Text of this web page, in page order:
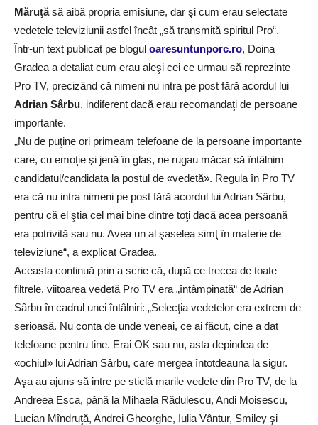
Măruţăsă aibă propria emisiune, dar şi cum erau selectate
vedetele televiziunii astfel încât „să transmită spiritul Pro“.
Într-un text publicat pe blogul oaresuntunporc.ro, Doina
Gradea a detaliat cum erau aleşi cei ce urmau să reprezinte
Pro TV, precizând că nimeni nu intra pe post fără acordul lui
Adrian Sârbu, indiferent dacă erau recomandaţi de persoane
importante.
„Nu de puţine ori primeam telefoane de la persoane importante
care, cu emoţie şi jenă în glas, ne rugau măcar să întâlnim
candidatul/candidata la postul de «vedetă». Regula în Pro TV
era că nu intra nimeni pe post fără acordul lui Adrian Sârbu,
pentru că el ştia cel mai bine dintre toţi dacă acea persoană
era potrivită sau nu. Avea un al şaselea simţ în materie de
televiziune“, a explicat Gradea.
Aceasta continuă prin a scrie că, după ce trecea de toate
filtrele, viitoarea vedetă Pro TV era „întâmpinată“ de Adrian
Sârbu în cadrul unei întâlniri: „Selecţia vedetelor era extrem de
serioasă. Nu conta de unde veneai, ce ai făcut, cine a dat
telefoane pentru tine. Erai OK sau nu, asta depindea de
«ochiul» lui Adrian Sârbu, care mergea întotdeauna la sigur.
Aşa au ajuns să intre pe sticlă marile vedete din Pro TV, de la
Andreea Esca, până la Mihaela Rădulescu, Andi Moisescu,
Lucian Mîndruţă, Andrei Gheorghe, Iulia Vântur, Smiley şi